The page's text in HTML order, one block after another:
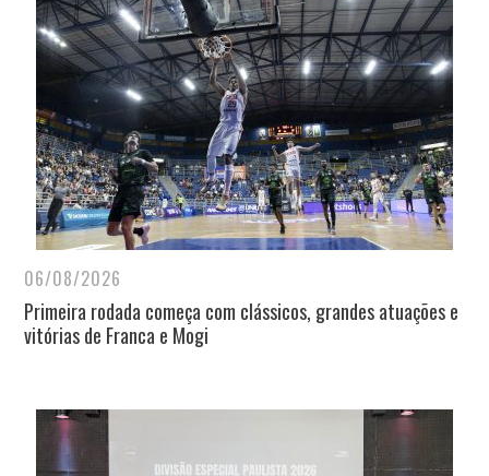
06/08/2026
Primeira rodada começa com clássicos, grandes atuações e
vitórias de Franca e Mogi